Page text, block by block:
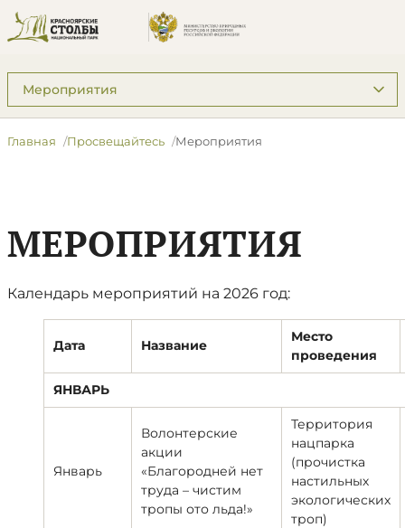
Подразделы: Просвещайтесь
Главная Просвещайтесь Мероприятия
МЕРОПРИЯТИЯ
Календарь мероприятий на 2026 год:
Дата Название
Место
проведения
ЯНВАРЬ
Январь
Волонтерские
акции
«Благородней нет
труда – чистим
тропы ото льда!»
Территория
нацпарка
(прочистка
настильных
экологических
троп)